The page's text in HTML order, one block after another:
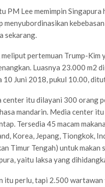
PM Lee memimpin
menyubordinasikan
sekarang.
pertemuan Trump-Kim
Luasnya 23.000 m2
10 Juni 2018, pukul 10.00,
center itu dilayani 300 orang
mandarin. Media center
Tersedia 45 macam
Korea, Jepang, Tiongkok,
Timur Tengah) untuk
yaitu laksa yang
itu perlu, tapi 2.500